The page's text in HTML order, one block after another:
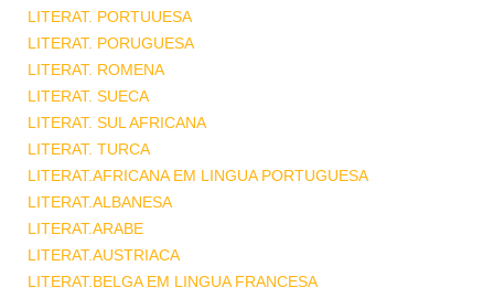
LITERAT. PORTUUESA
LITERAT. PORUGUESA
LITERAT. ROMENA
LITERAT. SUECA
LITERAT. SUL AFRICANA
LITERAT. TURCA
LITERAT.AFRICANA EM LINGUA PORTUGUESA
LITERAT.ALBANESA
LITERAT.ARABE
LITERAT.AUSTRIACA
LITERAT.BELGA EM LINGUA FRANCESA